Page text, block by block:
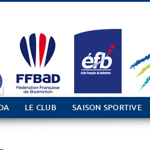
à Casson
LE CLUB SAISON SPORTIVE